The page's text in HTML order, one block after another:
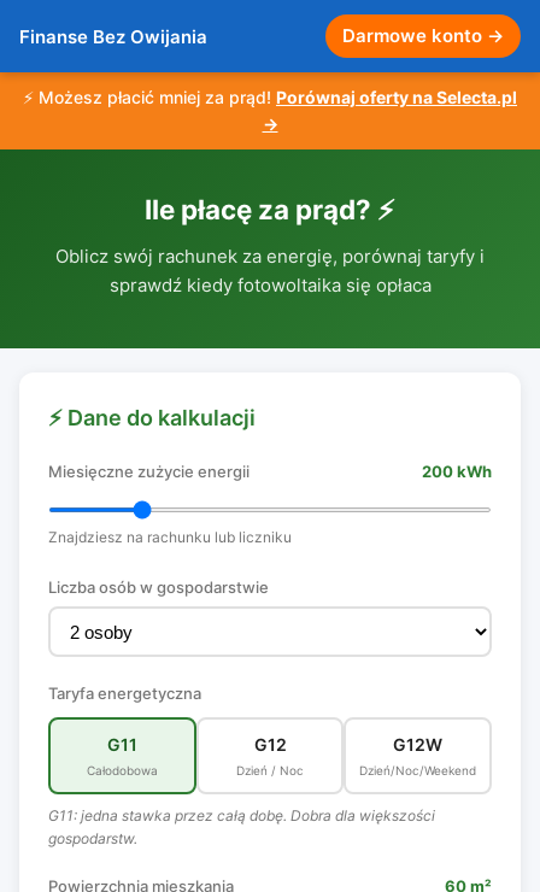
Finanse Bez Owijania Darmowe konto →
⚡ Możesz płacić mniej za prąd! Porównaj oferty na Selecta.pl
→
Ile płacę za prąd? ⚡
Oblicz swój rachunek za energię, porównaj taryfy i
sprawdź kiedy fotowoltaika się opłaca
⚡ Dane do kalkulacji
Miesięczne zużycie energii 200 kWh
Znajdziesz na rachunku lub liczniku
Liczba osób w gospodarstwie
Taryfa energetyczna
G11
Całodobowa
G12
Dzień / Noc
G12W
Dzień/Noc/Weekend
G11: jedna stawka przez całą dobę. Dobra dla większości
gospodarstw.
Powierzchnia mieszkania 60 m²